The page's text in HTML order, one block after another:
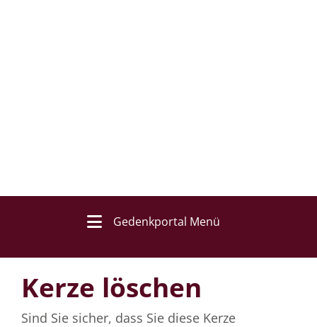
Gedenkportal Menü
Kerze löschen
Sind Sie sicher, dass Sie diese Kerze